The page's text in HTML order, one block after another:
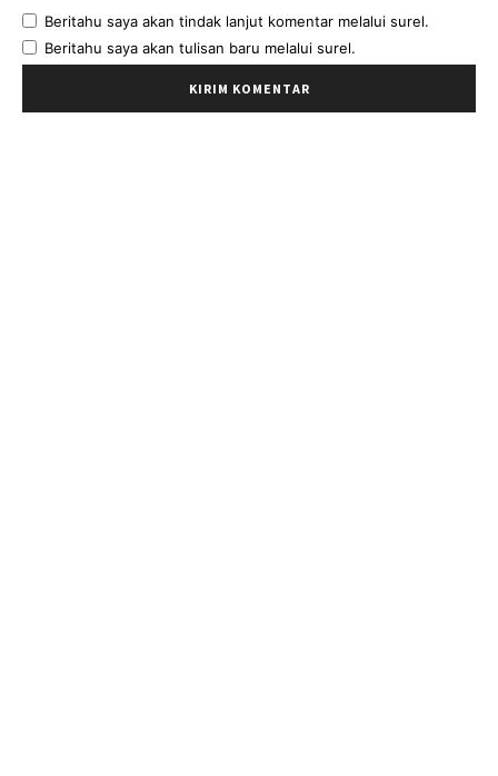
Beritahu saya akan tindak lanjut komentar melalui surel.
Beritahu saya akan tulisan baru melalui surel.